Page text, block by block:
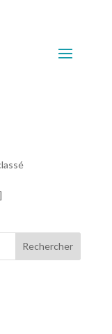
Rechercher